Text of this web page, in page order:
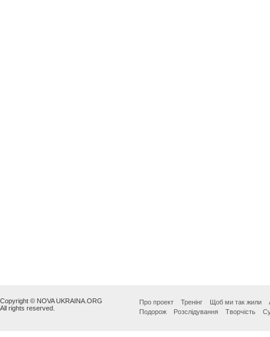
Copyright © NOVA UKRAINA.ORG
All rights reserved.
Про проект Тренінг Щоб ми так жили
Подорож
Розслідування Творчість